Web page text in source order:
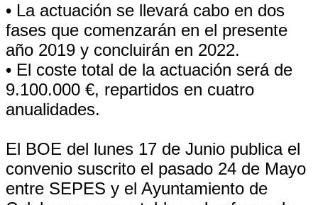
• La actuación se llevará cabo en dos
fases que comenzarán en el presente
año 2019 y concluirán en 2022.
• El coste total de la actuación será de
9.100.000 €, repartidos en cuatro
anualidades.
El BOE del lunes 17 de Junio publica el
convenio suscrito el pasado 24 de Mayo
entre SEPES y el Ayuntamiento de